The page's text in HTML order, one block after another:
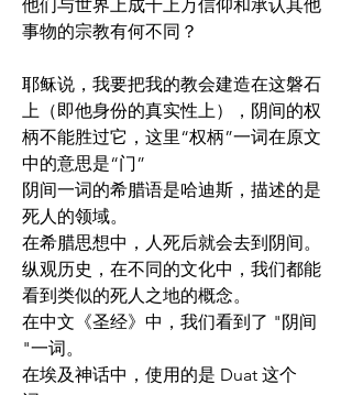
他们与世界上成千上万信仰和承认其他
事物的宗教有何不同？
耶稣说，我要把我的教会建造在这磐石
上（即他身份的真实性上），阴间的权
柄不能胜过它，这里“权柄”一词在原文
中的意思是“门”
阴间一词的希腊语是哈迪斯，描述的是
死人的领域。
在希腊思想中，人死后就会去到阴间。
纵观历史，在不同的文化中，我们都能
看到类似的死人之地的概念。
在中文《圣经》中，我们看到了 "阴间
"一词。
在埃及神话中，使用的是 Duat 这个